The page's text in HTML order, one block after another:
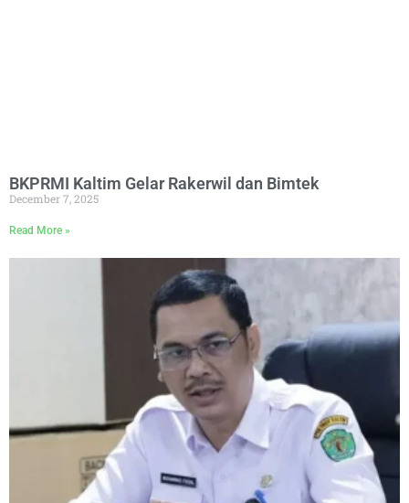
BKPRMI Kaltim Gelar Rakerwil dan Bimtek
December 7, 2025
Read More »